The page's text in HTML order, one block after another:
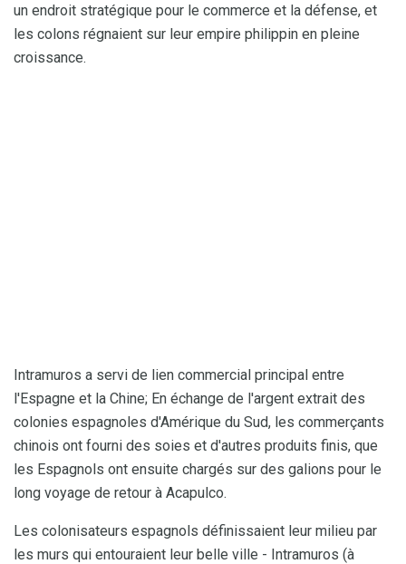
un endroit stratégique pour le commerce et la défense, et
les colons régnaient sur leur empire philippin en pleine
croissance.
Intramuros a servi de lien commercial principal entre
l'Espagne et la Chine; En échange de l'argent extrait des
colonies espagnoles d'Amérique du Sud, les commerçants
chinois ont fourni des soies et d'autres produits finis, que
les Espagnols ont ensuite chargés sur des galions pour le
long voyage de retour à Acapulco.
Les colonisateurs espagnols définissaient leur milieu par
les murs qui entouraient leur belle ville - Intramuros (à